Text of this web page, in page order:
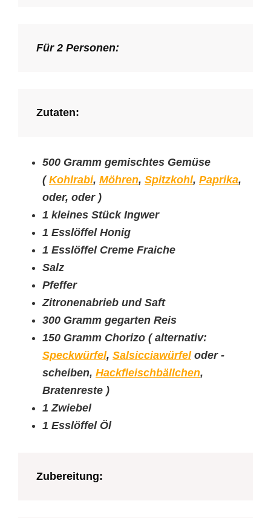
Für 2 Personen:
Zutaten:
500 Gramm gemischtes Gemüse
(Kohlrabi, Möhren, Spitzkohl, Paprika,
oder, oder )
1 kleines Stück Ingwer
1 Esslöffel Honig
1 Esslöffel Creme Fraiche
Salz
Pfeffer
Zitronenabrieb und Saft
300 Gramm gegarten Reis
150 Gramm Chorizo ( alternativ:
Speckwürfel, Salsicciawürfeloder -
scheiben, Hackfleischbällchen,
Bratenreste )
1 Zwiebel
1 Esslöffel Öl
Zubereitung: